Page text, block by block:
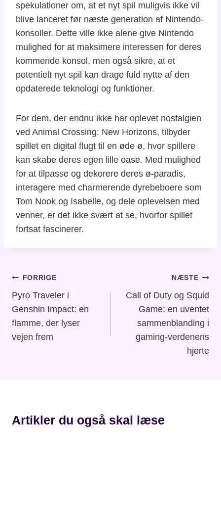
spekulationer om, at et nyt spil muligvis ikke vil
blive lanceret før næste generation af Nintendo-
konsoller. Dette ville ikke alene give Nintendo
mulighed for at maksimere interessen for deres
kommende konsol, men også sikre, at et
potentielt nyt spil kan drage fuld nytte af den
opdaterede teknologi og funktioner.
For dem, der endnu ikke har oplevet nostalgien
ved Animal Crossing: New Horizons, tilbyder
spillet en digital flugt til en øde ø, hvor spillere
kan skabe deres egen lille oase. Med mulighed
for at tilpasse og dekorere deres ø-paradis,
interagere med charmerende dyrebeboere som
Tom Nook og Isabelle, og dele oplevelsen med
venner, er det ikke svært at se, hvorfor spillet
fortsat fascinerer.
Indlægsnavigation
FORRIGE
Pyro Traveler i
Genshin Impact: en
flamme, der lyser
vejen frem
NÆSTE
Call of Duty og Squid
Game: en uventet
sammenblanding i
gaming-verdenens
hjerte
Artikler du også skal læse